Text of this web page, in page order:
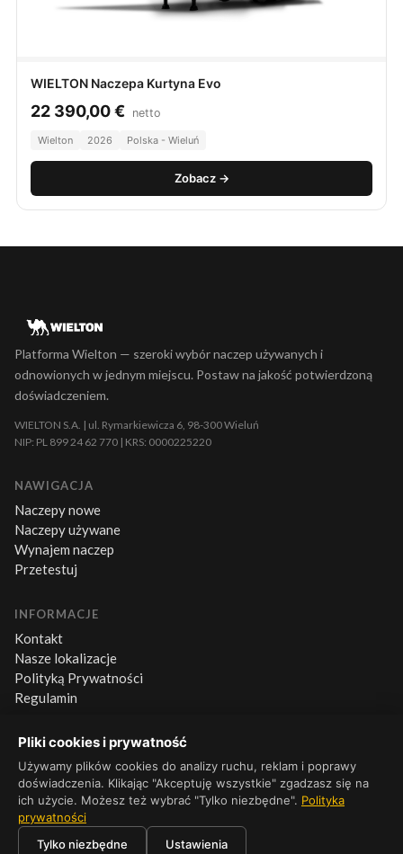
WIELTON Naczepa Kurtyna Evo
22 390,00€ netto
Wielton 2026 Polska - Wieluń
Zobacz →
Pliki cookies i prywatność
Używamy plików cookies do analizy ruchu, reklam i poprawy
doświadczenia. Klikając "Akceptuję wszystkie" zgadzasz się na
ich użycie. Możesz też wybrać "Tylko niezbędne". Polityka
prywatności
Tylko niezbędne
Ustawienia
Platforma Wielton — szeroki wybór naczep używanych i
odnowionych w jednym miejscu. Postaw na jakość potwierdzoną
doświadczeniem.
WIELTON S.A. | ul. Rymarkiewicza 6, 98-300 Wieluń
NIP: PL 899 24 62 770 | KRS: 0000225220
NAWIGACJA
Naczepy nowe
Naczepy używane
Wynajem naczep
Przetestuj
INFORMACJE
Kontakt
Nasze lokalizacje
Polityką Prywatności
Regulamin
KONTAKT
+48 660 500 600
Pn–Pt 8:00–16:00